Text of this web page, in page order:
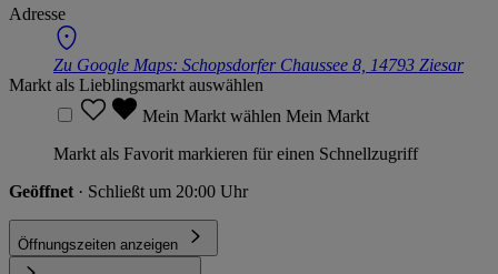
Adresse
Zu Google Maps: Schopsdorfer Chaussee 8, 14793 Ziesar
Markt als Lieblingsmarkt auswählen
Mein Markt wählen Mein Markt
Markt als Favorit markieren für einen Schnellzugriff
Geöffnet · Schließt um 20:00 Uhr
Öffnungszeiten anzeigen